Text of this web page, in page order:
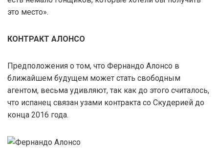
это место».
КОНТРАКТ АЛОНСО
Предположения о том, что Фернандо Алонсо в
ближайшем будущем может стать свободным
агентом, весьма удивляют, так как до этого считалось,
что испанец связан узами контракта со Скудерией до
конца 2016 года.